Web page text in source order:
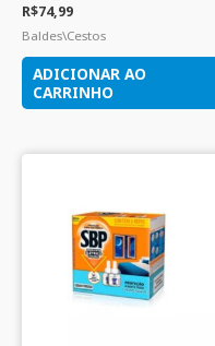
R$74,99
Baldes\Cestos
ADICIONAR AO
CARRINHO